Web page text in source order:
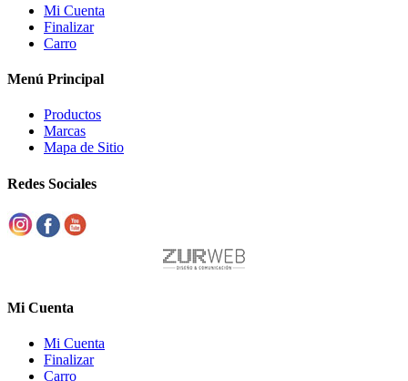
Mi Cuenta
Finalizar
Carro
Menú Principal
Productos
Marcas
Mapa de Sitio
Redes Sociales
Mi Cuenta
Mi Cuenta
Finalizar
Carro